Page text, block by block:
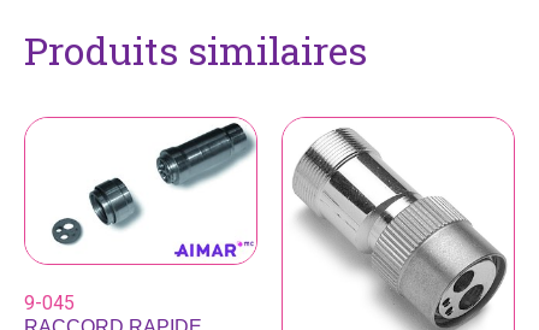
Produits similaires
9-045